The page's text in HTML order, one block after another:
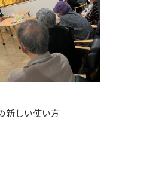
新しい使い方